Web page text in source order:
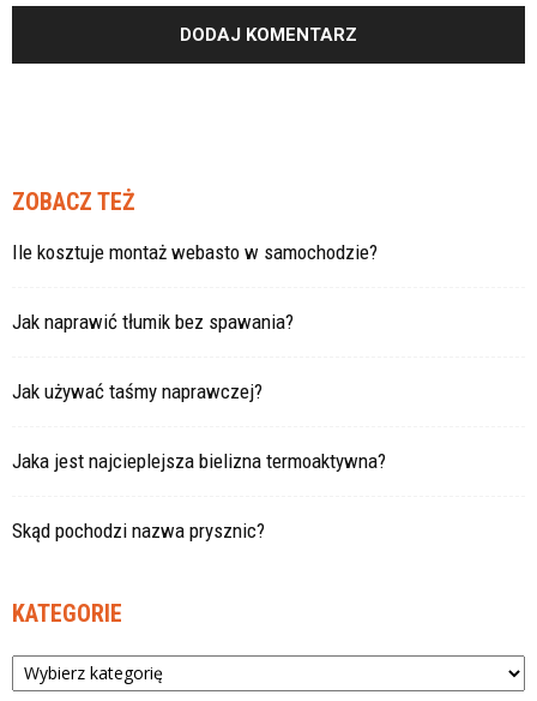
ZOBACZ TEŻ
Ile kosztuje montaż webasto w samochodzie?
Jak naprawić tłumik bez spawania?
Jak używać taśmy naprawczej?
Jaka jest najcieplejsza bielizna termoaktywna?
Skąd pochodzi nazwa prysznic?
KATEGORIE
Kategorie